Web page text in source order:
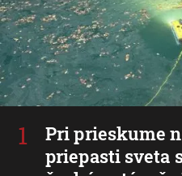
Pri prieskume
priepasti sveta